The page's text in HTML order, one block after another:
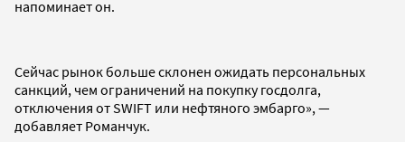
напоминает он.
Сейчас рынок больше склонен ожидать персональных
санкций, чем ограничений на покупку госдолга,
отключения от SWIFT или нефтяного эмбарго», —
добавляет Романчук.